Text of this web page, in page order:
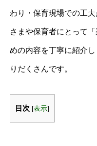
わり・保育現場での工
さまや保育者にとって
めの内容を丁寧に紹介
りだくさんです。
目次 [表示]